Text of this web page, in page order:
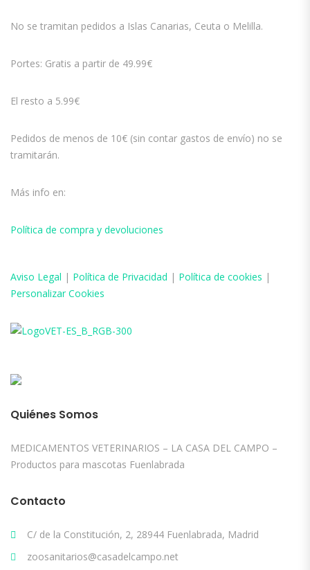
No se tramitan pedidos a Islas Canarias, Ceuta o Melilla.
Portes: Gratis a partir de 49.99€
El resto a 5.99€
Pedidos de menos de 10€ (sin contar gastos de envío) no se
tramitarán.
Más info en:
Política de compra y devoluciones
Aviso Legal | Política de Privacidad | Política de cookies |
Personalizar Cookies
Quiénes Somos
MEDICAMENTOS VETERINARIOS – LA CASA DEL CAMPO –
Productos para mascotas Fuenlabrada
Contacto
C/ de la Constitución, 2, 28944 Fuenlabrada, Madrid
zoosanitarios@casadelcampo.net